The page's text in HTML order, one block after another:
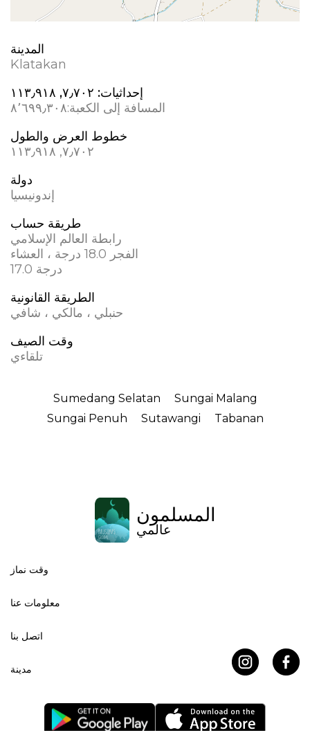
المدينة
Klatakan
إحداثيات:
المسافة إلى الكعبة:٨٬٦٩٩٫٣٠٨
خطوط العرض والطول
دولة
إندونيسيا
طريقة حساب
رابطة العالم الإسلامي
الفجر 18.0 درجة ، العشاء
17.0 درجة
الطريقة القانونية
حنبلي ، مالكي ، شافي
وقت الصيف
تلقاءي
Sumedang Selatan
Sungai Malang
Sungai Penuh
Sutawangi Tabanan
المسلمون
عالمي
وقت نماز
معلومات عنا
اتصل بنا
مدينة